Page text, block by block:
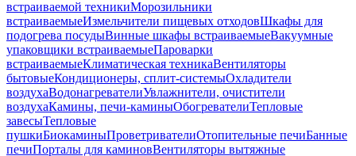
встраиваемой техникиМорозильники
встраиваемыеИзмельчители пищевых отходовШкафы для
подогрева посудыВинные шкафы встраиваемыеВакуумные
упаковщики встраиваемыеПароварки
встраиваемыеКлиматическая техникаВентиляторы
бытовыеКондиционеры, сплит-системыОхладители
воздухаВодонагревателиУвлажнители, очистители
воздухаКамины, печи-каминыОбогревателиТепловые
завесыТепловые
пушкиБиокаминыПроветривателиОтопительные печиБанные
печиПорталы для каминовВентиляторы вытяжные